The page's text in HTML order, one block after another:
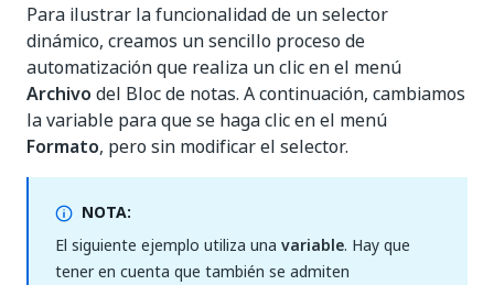
Para ilustrar la funcionalidad de un selector
dinámico, creamos un sencillo proceso de
automatización que realiza un clic en el menú
Archivo del Bloc de notas. A continuación, cambiamos
la variable para que se haga clic en el menú
Formato, pero sin modificar el selector.
NOTA:
El siguiente ejemplo utiliza una variable. Hay que
tener en cuenta que también se admiten